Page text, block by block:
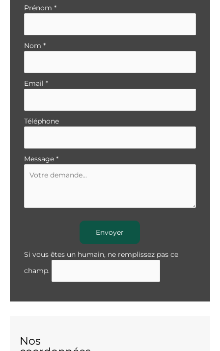
Formulaire
Prénom *
Nom *
Email *
Téléphone
Message *
Envoyer
Si vous êtes un humain, ne remplissez pas ce
champ.
Nos